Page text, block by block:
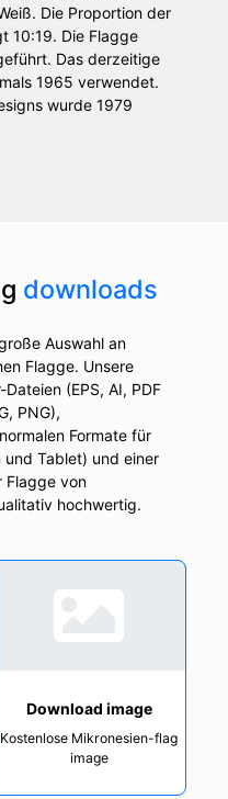
Die Proportion der
10:19. Die Flagge
Das derzeitige
1965 verwendet.
wurde 1979
downloads
Auswahl an
Flagge. Unsere
(EPS, AI, PDF
PNG),
Formate für
Tablet) und einer
Flagge von
hochwertig.
Download image
Kostenlose Mikronesien-flag
image